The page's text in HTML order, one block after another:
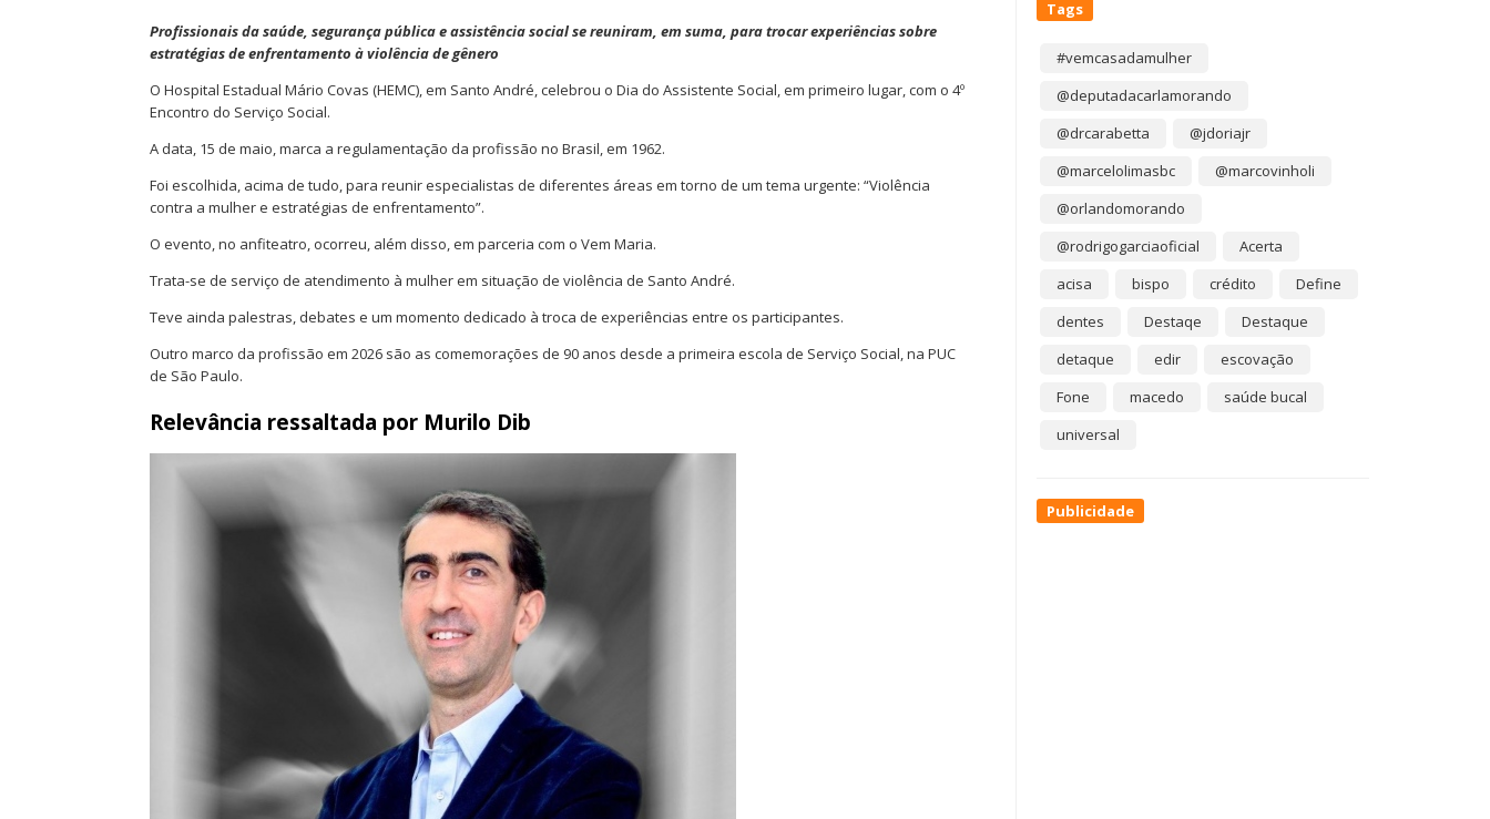
Profissionais da saúde, segurança pública e assistência social se reuniram, em suma, para trocar experiências sobre
estratégias de enfrentamento à violência de gênero
O Hospital Estadual Mário Covas (HEMC), em Santo André, celebrou o Dia do Assistente Social, em primeiro lugar, com o 4º
Encontro do Serviço Social.
A data, 15 de maio, marca a regulamentação da profissão no Brasil, em 1962.
Foi escolhida, acima de tudo, para reunir especialistas de diferentes áreas em torno de um tema urgente: “Violência
contra a mulher e estratégias de enfrentamento”.
O evento, no anfiteatro, ocorreu, além disso, em parceria com o Vem Maria.
Trata-se de serviço de atendimento à mulher em situação de violência de Santo André.
Teve ainda palestras, debates e um momento dedicado à troca de experiências entre os participantes.
Outro marco da profissão em 2026 são as comemorações de 90 anos desde a primeira escola de Serviço Social, na PUC
de São Paulo.
Relevância ressaltada por Murilo Dib
Tags
#vemcasadamulher
@deputadacarlamorando
@drcarabetta
@jdoriajr
@marcelolimasbc
@marcovinholi
@orlandomorando
@rodrigogarciaoficial
Acerta
acisa
bispo crédito
Define
dentes
Destaqe
Destaque
detaque
edir
escovação
Fone
macedo
saúde bucal
universal
Publicidade